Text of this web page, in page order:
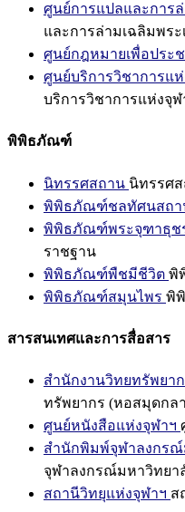
ศูนย์การแปลและการ
และการล่ามเฉลิมพระ
ศูนย์กฎหมายเพื่อประ
ศูนย์บริการวิชาการแ
บริการวิชาการแห่งจุ
พิพิธภัณฑ์
นิทรรศสถาน นิทรรศ
พิพิธภัณฑ์ชลทัศนสถา
พิพิธภัณฑ์พระจุฑาธุช
ราชฐาน
พิพิธภัณฑ์พืชมีชีวิต พิ
พิพิธภัณฑ์สมุนไพร พิ
สารสนเทศและการสื่อสาร
สำนักงานวิทยทรัพยา
ทรัพยากร (หอสมุดกล
ศูนย์หนังสือแห่งจุฬาฯ
สำนักพิมพ์จุฬาลงกรณ์
จุฬาลงกรณ์มหาวิทยา
สถานีวิทยุแห่งจุฬาฯ ส